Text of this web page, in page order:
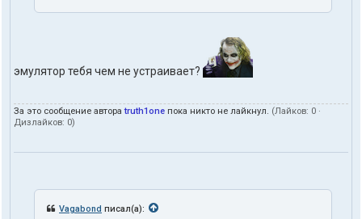
r
o
e
эмулятор тебя чем не устраивает?
За это сообщение автораtruth1one пока никто не лайкнул. (Лайков: 0 ·
Дизлайков: 0)
Vagabond писал(а):